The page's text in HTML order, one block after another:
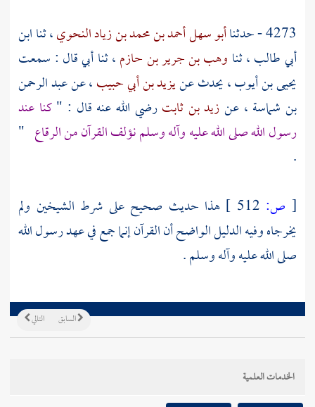
4273 - حدثنا
أبو سهل أحمد بن محمد بن زياد النحوي، ثناابن
أبي طالب، ثنا وهب بن جرير بن حازم، ثنا أبي قال : سمعت
يحيى بن أيوب، يحدث عنيزيد بن أبي حبيب، عنعبد الرحمن
بن شماسة ، عنزيد بن ثابترضي الله عنه قال : "كنا عند
رسول الله صلى الله عليه وآله وسلم نؤلف القرآن من الرقاع "
.
[ ص:
هذا حديث صحيح على شرط الشيخين ولم
يخرجاه وفيه الدليل الواضح أن القرآن إنما جمع في عهد رسول الله
صلى الله عليه وآله وسلم .
التالي السابق
الخدمات العلمية